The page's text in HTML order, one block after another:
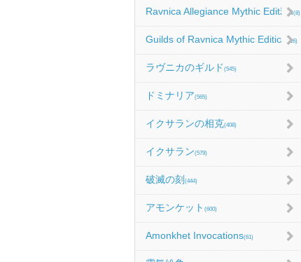
Ravnica Allegiance Mythic Edition(8)
Guilds of Ravnica Mythic Edition(16)
ラヴニカのギルド (545)
ドミナリア(565)
イクサランの相克(408)
イクサラン(579)
破滅の刻 (444)
アモンケット (600)
Amonkhet Invocations(61)